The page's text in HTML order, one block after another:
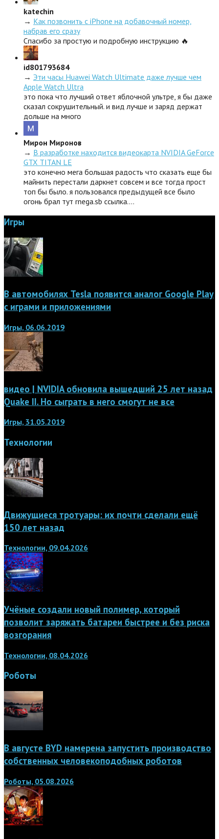
katechin
→ Как позвонить с iPhone на добавочный номер,
набрав его сразу
Спасибо за простую и подробную инструкцию 🔥
id801793684
→ Эти часы Huawei Watch Ultimate даже лучше чем
Apple Watch Ultra
это пока что лучший ответ яблочной ультре, я бы даже
сказал сокрушительный. и вид лучше и заряд держат
дольше на много
Мирон Миронов
→ В разработке находится видеокарта NVIDIA GeForce
GTX TITAN LE
это конечно мега большая радость что сказать еще бы
майнить перестали даркнет совсем и все тогда прост
топ бы было. я пользовался предыдущей все было
огонь брал тут rnega.sb ссылка.…
Игры
В автомобилях Tesla появится аналог Google Play
с играми и приложениями
Игры, 06.06.2019
видео | NVIDIA обновила вышедший 25 лет назад
Quake II. Но сыграть в него смогут не все
Игры, 31.05.2019
Технологии
Движущиеся тротуары: их почти сделали ещё
150 лет назад
Технологии, 09.04.2026
Учёные создали новый полимер, который
позволит заряжать батареи быстрее и без риска
возгорания
Технологии, 08.04.2026
Роботы
В августе BYD намерена запустить производство
собственных человекоподобных роботов
Роботы, 05.08.2026